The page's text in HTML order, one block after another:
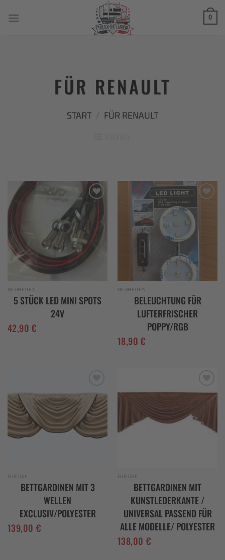
Inhalt
0
FÜR RENAULT
START / FÜR RENAULT
Add to
NEUHEITEN
5 STÜCK LED MINI SPOTS
24V
42,90€
Add to
wishlist
NEUHEITEN
BELEUCHTUNG FÜR
LUFTERFRISCHER
POPPY/RGB
18,90€
Add to
wishlist
FÜR DAF
BETTGARDINEN MIT 3
WELLEN
EXCLUSIV/POLYESTER
139,00 €
Add to
wishlist
FÜR DAF
BETTGARDINEN MIT
KUNSTLEDERKANTE /
UNIVERSAL PASSEND FÜR
ALLE MODELLE/ POLYESTER
138,00 €